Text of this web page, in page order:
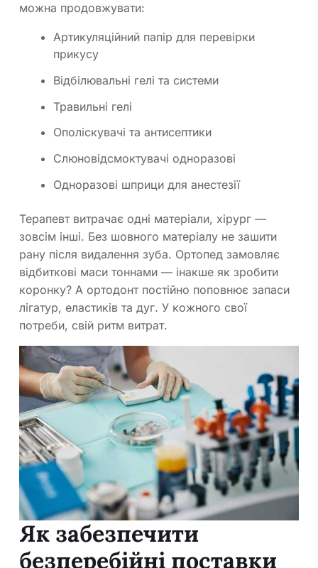
можна продовжувати:
Артикуляційний папір для перевірки
прикусу
Відбілювальні гелі та системи
Травильні гелі
Ополіскувачі та антисептики
Слюновідсмоктувачі одноразові
Одноразові шприци для анестезії
Терапевт витрачає одні матеріали, хірург —
зовсім інші. Без шовного матеріалу не зашити
рану після видалення зуба. Ортопед замовляє
відбиткові маси тоннами — інакше як зробити
коронку? А ортодонт постійно поповнює запаси
лігатур, еластиків та дуг. У кожного свої
потреби, свій ритм витрат.
Як забезпечити
безперебійні поставки